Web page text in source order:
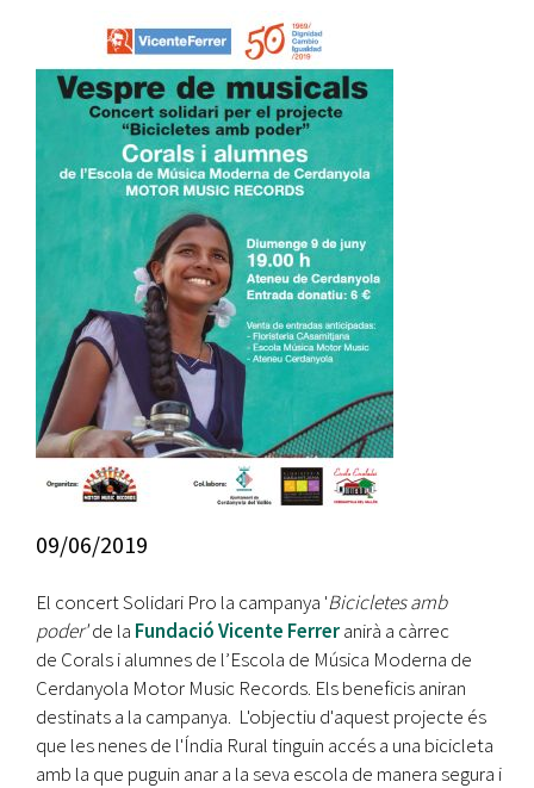
09/06/2019
El concert Solidari Pro la campanya 'Bicicletes amb
poder'de la Fundació Vicente Ferreranirà a càrrec
de Corals i alumnes de l’Escola de Música Moderna de
Cerdanyola Motor Music Records. Els beneficis aniran
destinats a la campanya. L'objectiu d'aquest projecte és
que les nenes de l'Índia Rural tinguin accés a una bicicleta
amb la que puguin anar a la seva escola de manera segura i